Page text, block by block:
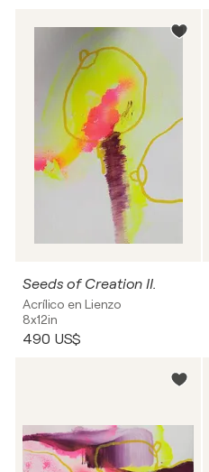
Seeds of Creation II.
Acrílico en Lienzo
8x12in
490 US$